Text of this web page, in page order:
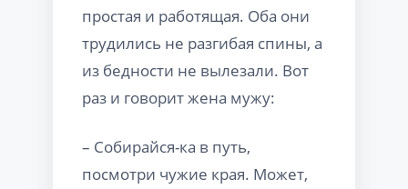
простая и работящая. Оба они
трудились не разгибая спины, а
из бедности не вылезали. Вот
раз и говорит жена мужу:
– Собирайся-ка в путь,
посмотри чужие края. Может,